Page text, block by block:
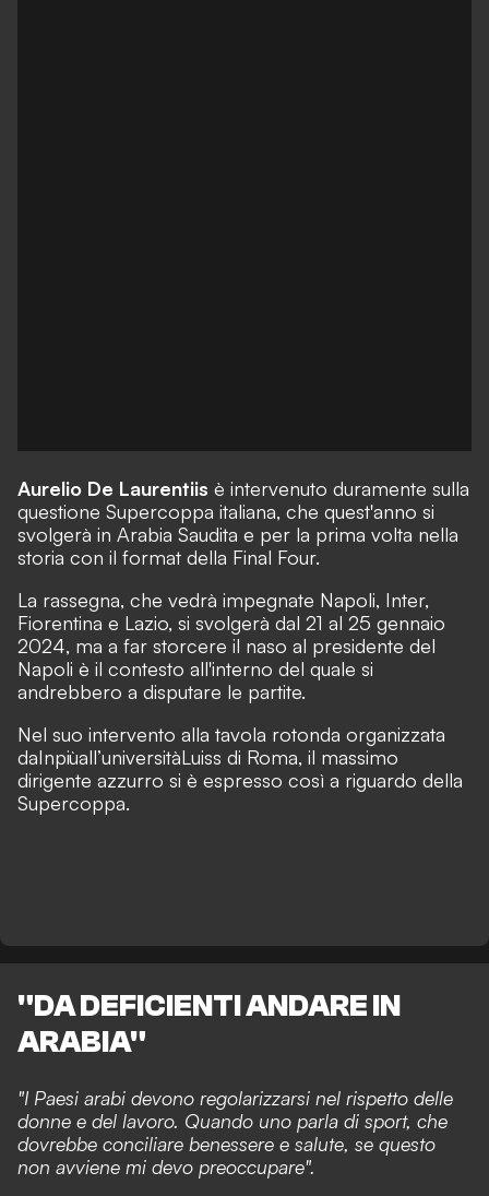
Aurelio De Laurentiis è intervenuto duramente sulla
questione Supercoppa italiana, che quest'anno si
svolgerà in Arabia Saudita e per la prima volta nella
storia con il format della Final Four.
La rassegna, che vedrà impegnate Napoli, Inter,
Fiorentina e Lazio, si svolgerà dal 21 al 25 gennaio
2024, ma a far storcere il naso al presidente del
Napoli è il contesto all'interno del quale si
andrebbero a disputare le partite.
Nel suo intervento alla tavola rotonda organizzata
daInpiùall’universitàLuiss di Roma, il massimo
dirigente azzurro si è espresso così a riguardo della
Supercoppa.
"DA DEFICIENTI ANDARE IN
ARABIA"
"I Paesi arabi devono regolarizzarsi nel rispetto delle
donne e del lavoro. Quando uno parla di sport, che
dovrebbe conciliare benessere e salute, se questo
non avviene mi devo preoccupare".